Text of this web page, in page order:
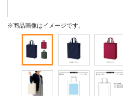
※商品画像はイメージです。